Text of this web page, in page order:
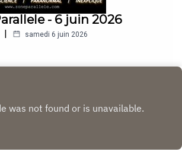
- 6 juin 2026
| samedi 6 juin 2026